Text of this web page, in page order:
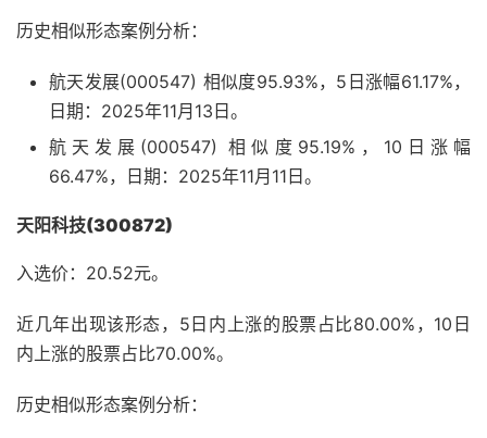
历史相似形态案例分析：
航天发展(000547) 相似度95.93%，5日涨幅61.17%，
日期：2025年11月13日。
航天发展(000547) 相似度95.19%，10日涨幅
66.47%，日期：2025年11月11日。
天阳科技(300872)
入选价：20.52元。
近几年出现该形态，5日内上涨的股票占比80.00%，10日
内上涨的股票占比70.00%。
历史相似形态案例分析：